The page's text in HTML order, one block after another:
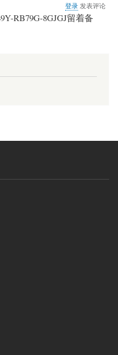
登录 发表评论
RB79G-8GJGJ留着备